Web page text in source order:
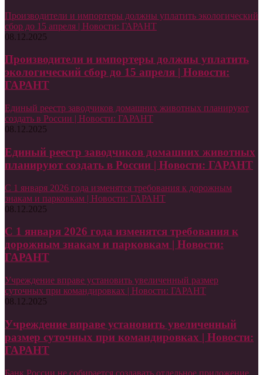
Производители и импортеры должны уплатить экологический
сбор до 15 апреля | Новости: ГАРАНТ
08.12.2025
Производители и импортеры должны уплатить
экологический сбор до 15 апреля | Новости:
ГАРАНТ
Единый реестр заводчиков домашних животных планируют
создать в России | Новости: ГАРАНТ
08.12.2025
Единый реестр заводчиков домашних животных
планируют создать в России | Новости: ГАРАНТ
С 1 января 2026 года изменятся требования к дорожным
знакам и парковкам | Новости: ГАРАНТ
08.12.2025
С 1 января 2026 года изменятся требования к
дорожным знакам и парковкам | Новости:
ГАРАНТ
Учреждение вправе установить увеличенный размер
суточных при командировках | Новости: ГАРАНТ
08.12.2025
Учреждение вправе установить увеличенный
размер суточных при командировках | Новости:
ГАРАНТ
Банк России не собирается создавать отдельное приложение